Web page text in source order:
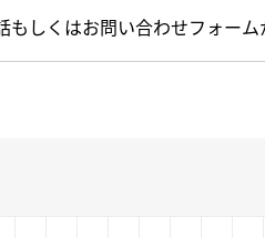
しくはお問い合わせフォーム